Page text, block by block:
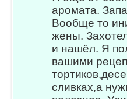
аромата.
Вообще то
жены.
и нашёл. Я
вашими
сливках,а